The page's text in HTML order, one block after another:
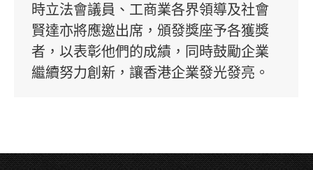
時立法會議員、工商業各界領導及社會
賢達亦將應邀出席，頒發獎座予各獲獎
者，以表彰他們的成績，同時鼓勵企業
繼續努力創新，讓香港企業發光發亮。